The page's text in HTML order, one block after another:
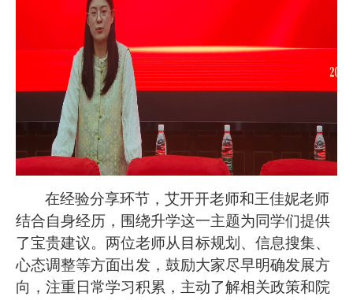
在经验分享环节，艾开开老师和王佳妮老师
结合自身经历，围绕升学这一主题为同学们提供
了宝贵建议。两位老师从目标规划、信息搜集、
心态调整等方面出发，鼓励大家尽早明确发展方
向，注重日常学习积累，主动了解相关政策和院